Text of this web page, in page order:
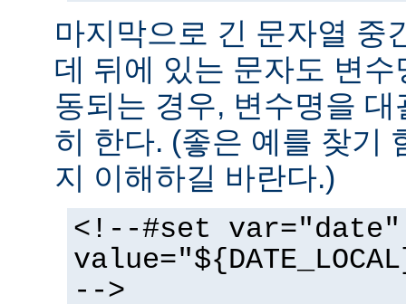
마지막으로 긴 문자열 중
데 뒤에 있는 문자도 변
동되는 경우, 변수명을
히 한다. (좋은 예를 찾기
지 이해하길 바란다.)
<!--#set var="date"
-->